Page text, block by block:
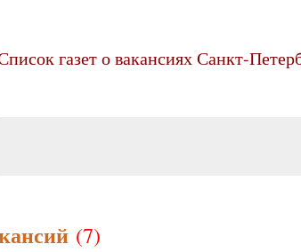
газет о вакансиях Санкт-
(7)